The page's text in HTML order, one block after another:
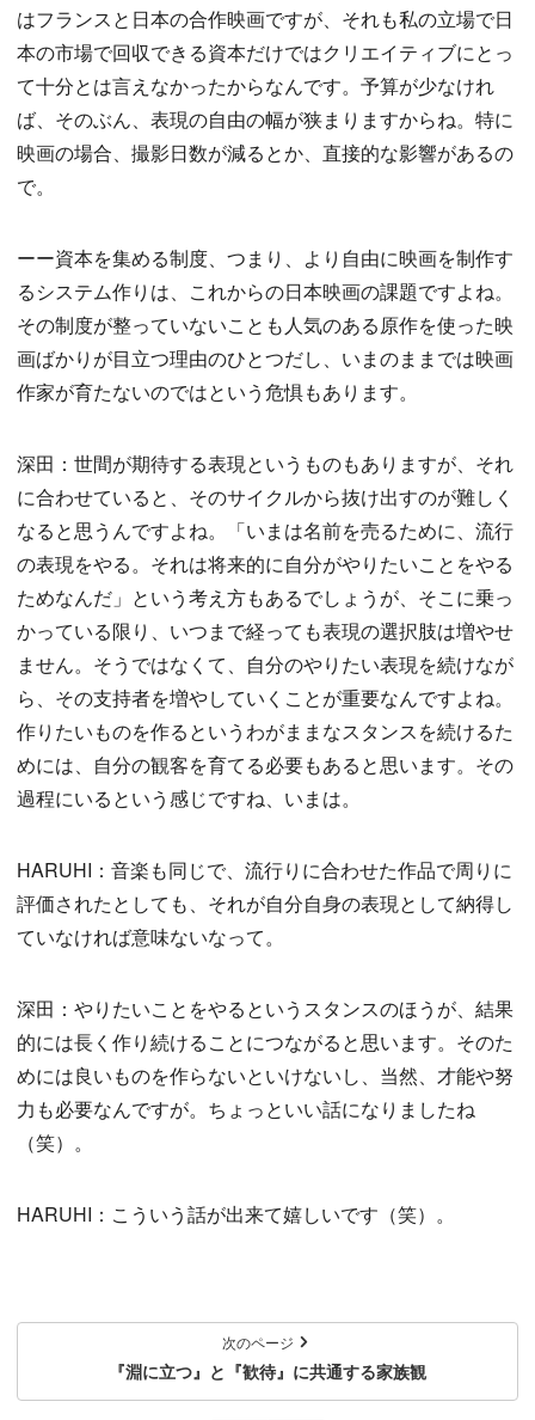
はフランスと日本の合作映画ですが、それも私の立場で日
本の市場で回収できる資本だけではクリエイティブにとっ
て十分とは言えなかったからなんです。予算が少なけれ
ば、そのぶん、表現の自由の幅が狭まりますからね。特に
映画の場合、撮影日数が減るとか、直接的な影響があるの
で。
ーー資本を集める制度、つまり、より自由に映画を制作す
るシステム作りは、これからの日本映画の課題ですよね。
その制度が整っていないことも人気のある原作を使った映
画ばかりが目立つ理由のひとつだし、いまのままでは映画
作家が育たないのではという危惧もあります。
深田：世間が期待する表現というものもありますが、それ
に合わせていると、そのサイクルから抜け出すのが難しく
なると思うんですよね。「いまは名前を売るために、流行
の表現をやる。それは将来的に自分がやりたいことをやる
ためなんだ」という考え方もあるでしょうが、そこに乗っ
かっている限り、いつまで経っても表現の選択肢は増やせ
ません。そうではなくて、自分のやりたい表現を続けなが
ら、その支持者を増やしていくことが重要なんですよね。
作りたいものを作るというわがままなスタンスを続けるた
めには、自分の観客を育てる必要もあると思います。その
過程にいるという感じですね、いまは。
HARUHI：音楽も同じで、流行りに合わせた作品で周りに
評価されたとしても、それが自分自身の表現として納得し
ていなければ意味ないなって。
深田：やりたいことをやるというスタンスのほうが、結果
的には長く作り続けることにつながると思います。そのた
めには良いものを作らないといけないし、当然、才能や努
力も必要なんですが。ちょっといい話になりましたね
（笑）。
HARUHI：こういう話が出来て嬉しいです（笑）。
次のページ
『淵に立つ』と『歓待』に共通する家族観